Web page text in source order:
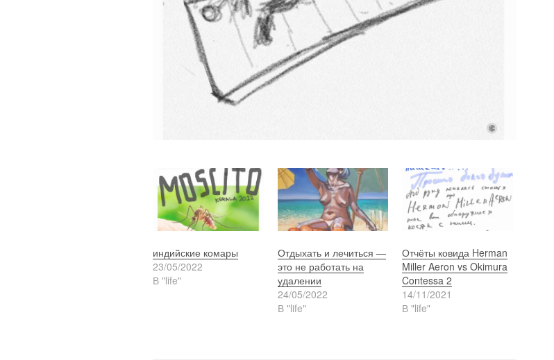
индийские комары
23/05/2022
В "life"
Отдыхать и лечиться —
это не работать на
удалении
24/05/2022
В "life"
Отчёты ковида Herman
Miller Aeron vs Okimura
Contessa 2
14/11/2021
В "life"